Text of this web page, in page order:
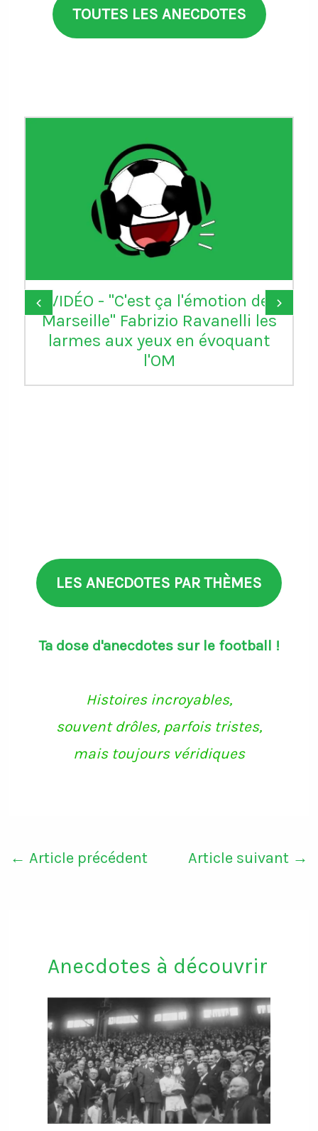
TOUTES LES ANECDOTES
VIDÉO - "C'est ça l'émotion de
Marseille" Fabrizio Ravanelli les
larmes aux yeux en évoquant
l'OM
‹ ›
LES ANECDOTES PAR THÈMES
Ta dose d'anecdotes sur le football !
Histoires incroyables,
souvent drôles, parfois tristes,
mais toujours véridiques
← Article précédent Article suivant →
Anecdotes à découvrir